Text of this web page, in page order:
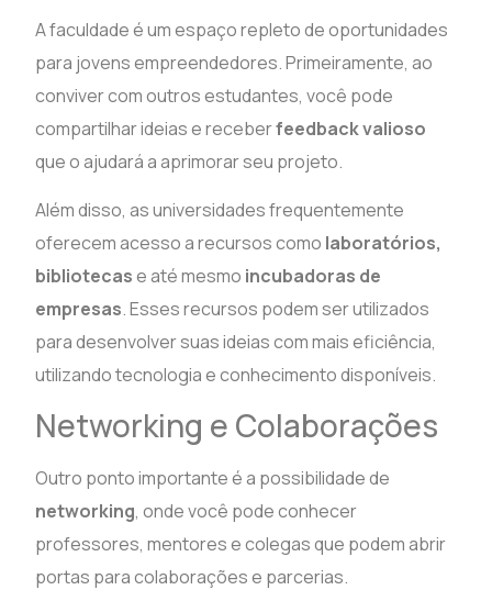
A faculdade é um espaço repleto de oportunidades
para jovens empreendedores. Primeiramente, ao
conviver com outros estudantes, você pode
compartilhar ideias e receberfeedback valioso
que o ajudará a aprimorar seu projeto.
Além disso, as universidades frequentemente
oferecem acesso a recursos como laboratórios,
bibliotecase até mesmo incubadoras de
empresas. Esses recursos podem ser utilizados
para desenvolver suas ideias com mais eficiência,
utilizando tecnologia e conhecimento disponíveis.
Networking e Colaborações
Outro ponto importante é a possibilidade de
networking, onde você pode conhecer
professores, mentores e colegas que podem abrir
portas para colaborações e parcerias.